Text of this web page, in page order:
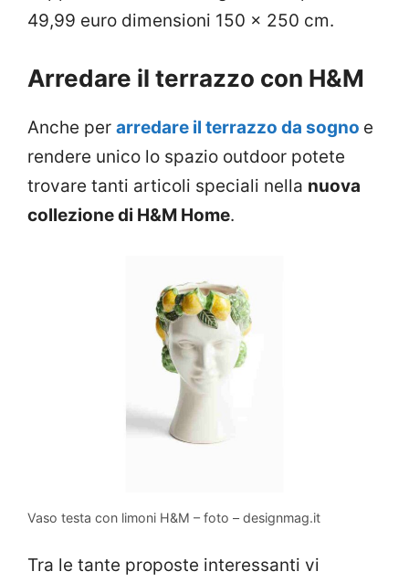
49,99 euro dimensioni 150 x 250 cm.
Arredare il terrazzo con H&M
Anche per arredare il terrazzo da sogno e
rendere unico lo spazio outdoor potete
trovare tanti articoli speciali nella nuova
collezione di H&M Home.
Vaso testa con limoni H&M – foto – designmag.it
Tra le tante proposte interessanti vi